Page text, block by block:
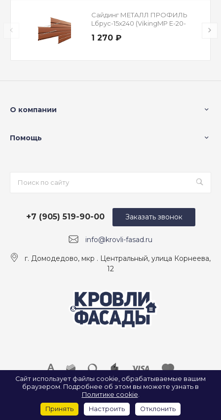
Сайдинг МЕТАЛЛ ПРОФИЛЬ
Lбрус-15х240 (VikingMP E-20-
8004-0.5)
1 270 ₽
О компании
Помощь
info@krovli-fasad.ru
+7 (905) 519-90-00
г. Домодедово, мкр . Центральный, улица Корнеева,
12
Заказать звонок
© 2026 ООО «КРОВЛИ И ФАСАДЫ», Все права защищены.
ИП Найда А. А. ИНН: 500907922547
Сайт использует файлы cookie, обрабатываемые вашим
браузером. Подробнее об этом вы можете узнать в
Политике cookie.
Принять
Настроить Отклонить